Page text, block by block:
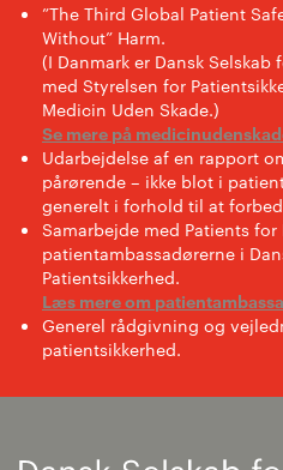
”The Third Global Patient
Without” Harm.
(I Danmark er Dansk
med Styrelsen for
Medicin Uden Skade.)
Se mere på
Udarbejdelse af en rapport
pårørende – ikke blot i
generelt i forhold til at
Samarbejde med Patients
patientambassadørerne i
Patientsikkerhed.
Læs mere om
Generel rådgivning og
patientsikkerhed.